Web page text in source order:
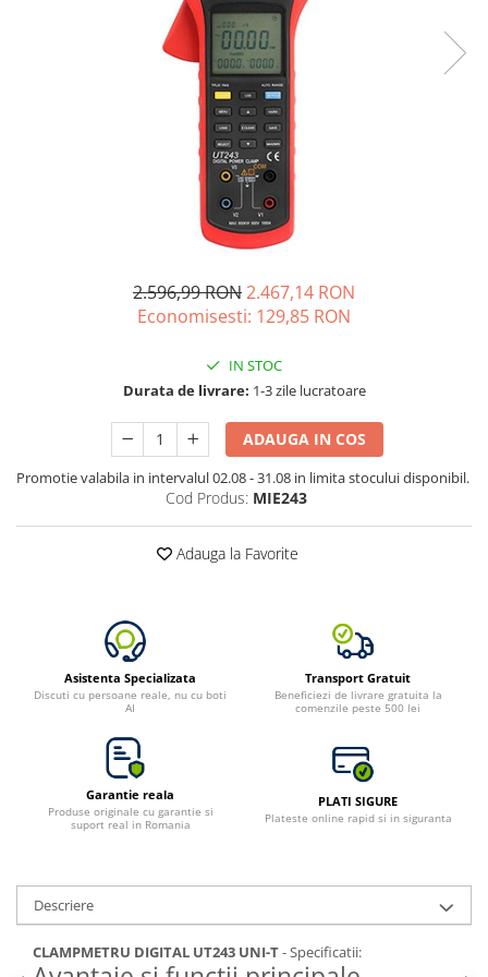
Acumulatori de stocare
Componente sisteme de balcon
2.596,99 RON2.467,14 RON
Economisesti: 129,85 RON
IN STOC
Durata de livrare: 1-3 zile lucratoare
ADAUGA IN COS
Promotie valabila in intervalul 02.08 - 31.08 in limita stocului disponibil.
Cod Produs: MIE243
Adauga la Favorite
Asistenta Specializata
Discuti cu persoane reale, nu cu boti
AI
Transport Gratuit
Beneficiezi de livrare gratuita la
comenzile peste 500 lei
Garantie reala
Produse originale cu garantie si
suport real in Romania
PLATI SIGURE
Plateste online rapid si in siguranta
Descriere
CLAMPMETRU DIGITAL UT243 UNI-T- Specificatii: